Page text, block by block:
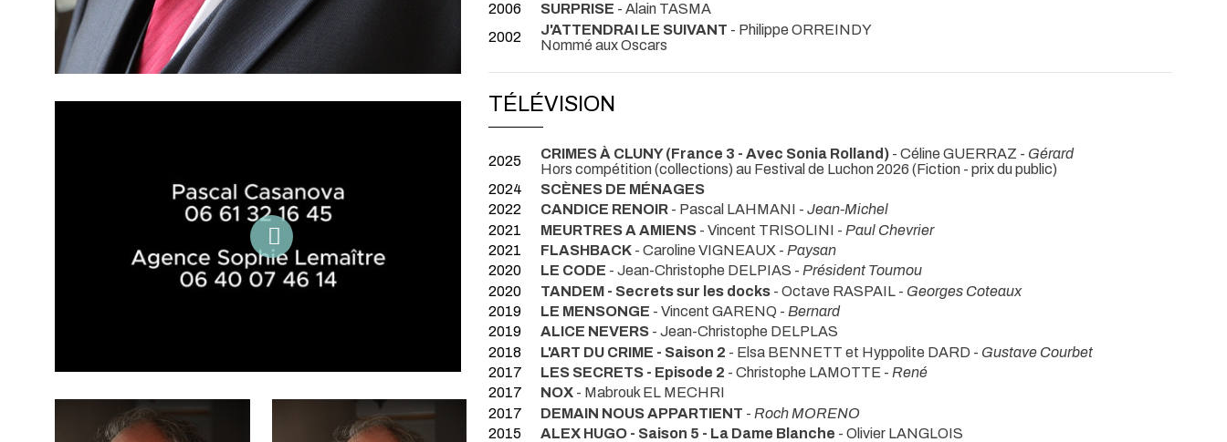
2006
SURPRISE - Alain TASMA
2002
J'ATTENDRAI LE SUIVANT - Philippe ORREINDY
Nommé aux Oscars
TÉLÉVISION
2025 CRIMES À CLUNY (France 3 - Avec Sonia Rolland) - Céline GUERRAZ - Gérard
Hors compétition (collections) au Festival de Luchon 2026 (Fiction - prix du public)
2024
SCÈNES DE MÉNAGES
2022
CANDICE RENOIR - Pascal LAHMANI - Jean-Michel
2021
MEURTRES A AMIENS - Vincent TRISOLINI - Paul Chevrier
2021
FLASHBACK - Caroline VIGNEAUX - Paysan
2020
LE CODE - Jean-Christophe DELPIAS - Président Toumou
2020
TANDEM - Secrets sur les docks - Octave RASPAIL - Georges Coteaux
2019
LE MENSONGE - Vincent GARENQ - Bernard
2019
ALICE NEVERS - Jean-Christophe DELPLAS
2018
L'ART DU CRIME - Saison 2 - Elsa BENNETT et Hyppolite DARD - Gustave Courbet
2017
LES SECRETS - Episode 2 - Christophe LAMOTTE - René
2017
NOX - Mabrouk EL MECHRI
2017
DEMAIN NOUS APPARTIENT - Roch MORENO
2015
ALEX HUGO - Saison 5 - La Dame Blanche - Olivier LANGLOIS